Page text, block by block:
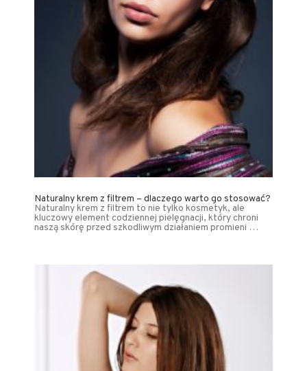
Naturalny krem z filtrem – dlaczego warto go stosować?
Naturalny krem z filtrem to nie tylko kosmetyk, ale
kluczowy element codziennej pielęgnacji, który chroni
naszą skórę przed szkodliwym działaniem promieni …